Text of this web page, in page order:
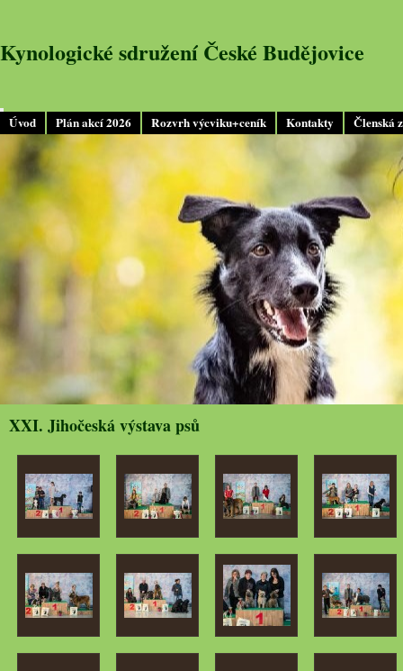
Úvod Plán akcí 2026 Rozvrh výcviku+ceník Kontakty Členská
Kynologické sdružení České Budějovice
XXI. Jihočeská výstava psů